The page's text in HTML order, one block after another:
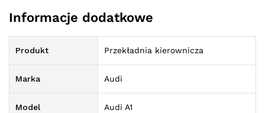
Informacje dodatkowe
Produkt Przekładnia kierownicza
Marka Audi
Model Audi A1